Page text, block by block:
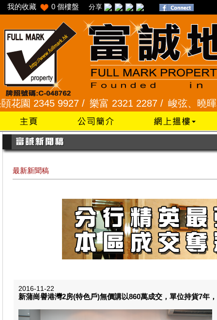
我的收藏 0 個樓盤 分享
9927 / 樂富 2321 2287 / 峻弦、曉暉花園
最新新聞稿
2016-11-22
新蒲崗譽港灣2房(特色戶)無價講以860萬成交，單位持貨7年